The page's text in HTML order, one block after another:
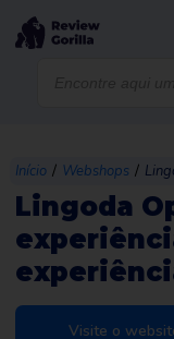
Início / Webshops /
Lingoda
Visite o